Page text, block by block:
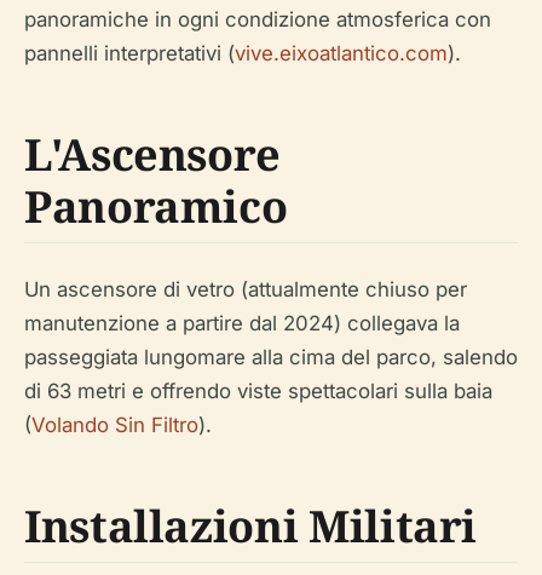
panoramiche in ogni condizione atmosferica con
pannelli interpretativi (vive.eixoatlantico.com).
L'Ascensore
Panoramico
Un ascensore di vetro (attualmente chiuso per
manutenzione a partire dal 2024) collegava la
passeggiata lungomare alla cima del parco, salendo
di 63 metri e offrendo viste spettacolari sulla baia
(Volando Sin Filtro).
Installazioni Militari